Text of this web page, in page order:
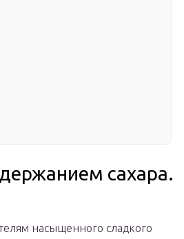
сахара.
насыщенного сладкого